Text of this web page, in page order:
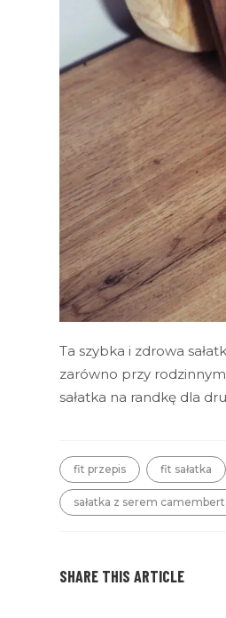
Ta szybka i zdrowa
zarówno przy
sałatka na randkę dla
fit przepis fit sałatka
sałatka z serem camembert
SHARE THIS ARTICLE